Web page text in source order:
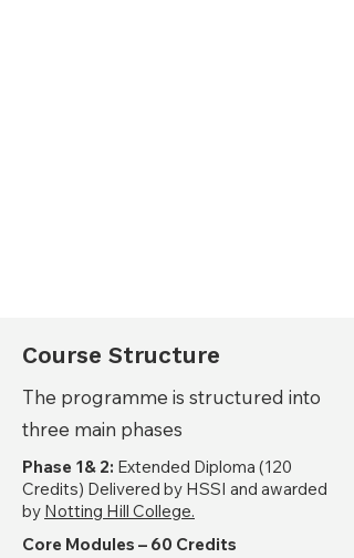
Course Structure
The programme is structured into
three main phases
Phase 1& 2: Extended Diploma (120
Credits)​ Delivered by HSSI and awarded
by Notting Hill College.
Core Modules – 60 Credits